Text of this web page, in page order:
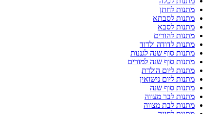
מתנות לחתן
מתנות לסבתא
מתנות לסבא
מתנות להורים
מתנות לדודה ולדוד
מתנות סוף שנה לגננות
מתנות סוף שנה למורים
מתנות ליום הולדת
מתנות ליום נישואין
מתנות סוף שנה
מתנות לבר מצווה
מתנות לבת מצווה